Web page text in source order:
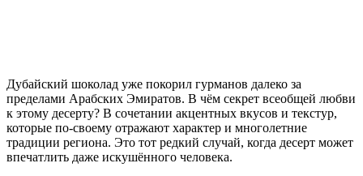
Дубайский шоколад уже покорил гурманов далеко за
пределами Арабских Эмиратов. В чём секрет всеобщей любви
к этому десерту? В сочетании акцентных вкусов и текстур,
которые по-своему отражают характер и многолетние
традиции региона. Это тот редкий случай, когда десерт может
впечатлить даже искушённого человека.